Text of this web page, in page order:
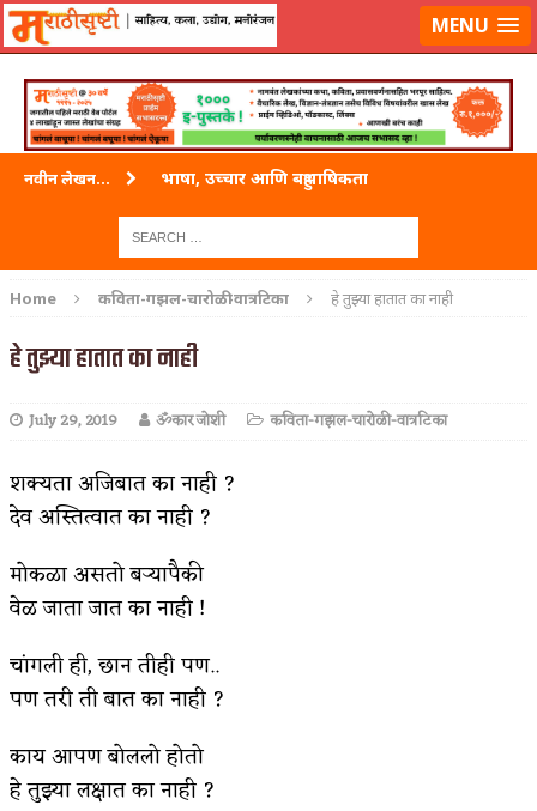
लॉग-इन करा|लेखक नोंदणी कराMENU
नवीन लेखन... भाषा, उच्चार आणि बहुभाषिकता
ताम्र – एक अफलातून धातू (COPPER)
अशी एक कविता लिहू इच्छिते
पाटलाची विहीर
शपथ
पुस्तके बदलायची आहेत तुम्हाला!
किती घोषणांचा पाऊस होता
कसं हुईन तं हू माय…
काळजाचे प्रेत
आदिवासींचा डॉक्टर, समाजसेवेचा ध्यास : डॉ. राहुल
Home कविता-गझल-चारोळी-वात्रटिका हे तुझ्या हातात का नाही
हे तुझ्या हातात का नाही
July 29, 2019 ॐकार जोशी कविता-गझल-चारोळी-वात्रटिका
शक्यता अजिबात का नाही ?
देव अस्तित्वात का नाही ?
मोकळा असतो बर्‍यापैकी
वेळ जाता जात का नाही !
चांगली ही, छान तीही पण..
पण तरी ती बात का नाही ?
काय आपण बोललो होतो
हे तुझ्या लक्षात का नाही ?